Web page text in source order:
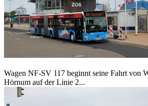
Wagen NF-SV 117 beginnt seine Fahrt von
Hörnum auf der Linie 2...